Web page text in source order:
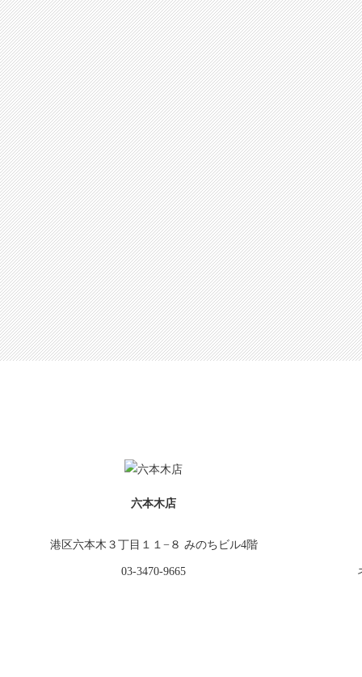
六本木店
港区六本木３丁目１１−８ みのちビル4階
03-3470-9665